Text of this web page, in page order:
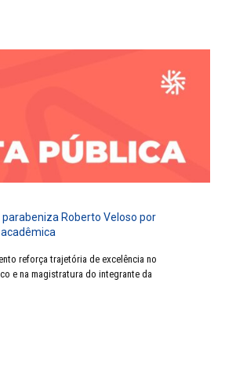
parabeniza Roberto Veloso por
reforça trajetória de excelência no
e na magistratura do integrante da